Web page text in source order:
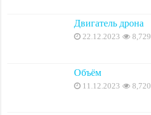
Двигатель дрона
22.12.2023 8,729
Объём
11.12.2023 8,720